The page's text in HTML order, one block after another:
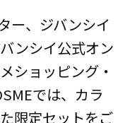
ー、ジバンシイ
ンシイ公式オン
ショッピング・
では、カラ
限定セットをご